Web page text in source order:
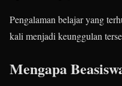
Pengalaman belajar yang
kali menjadi keunggulan
Mengapa